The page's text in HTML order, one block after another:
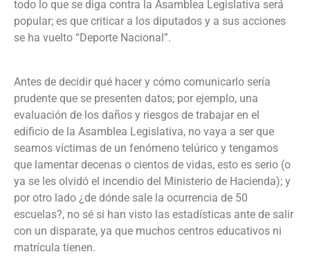
todo lo que se diga contra la Asamblea Legislativa será
popular; es que criticar a los diputados y a sus acciones
se ha vuelto “Deporte Nacional”.
Antes de decidir qué hacer y cómo comunicarlo sería
prudente que se presenten datos; por ejemplo, una
evaluación de los daños y riesgos de trabajar en el
edificio de la Asamblea Legislativa, no vaya a ser que
seamos víctimas de un fenómeno telúrico y tengamos
que lamentar decenas o cientos de vidas, esto es serio (o
ya se les olvidó el incendio del Ministerio de Hacienda); y
por otro lado ¿de dónde sale la ocurrencia de 50
escuelas?, no sé si han visto las estadísticas ante de salir
con un disparate, ya que muchos centros educativos ni
matrícula tienen.